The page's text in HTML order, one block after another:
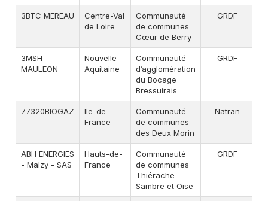
3BTC MEREAU
Centre-Val
de Loire
Communauté
de communes
Cœur de Berry
GRDF
3MSH
MAULEON
Nouvelle-
Aquitaine
Communauté
d’agglomération
du Bocage
Bressuirais
GRDF
77320BIOGAZ
Ile-de-
France
Communauté
de communes
des Deux Morin
Natran
ABH ENERGIES
- Malzy - SAS
Hauts-de-
France
Communauté
de communes
Thiérache
Sambre et Oise
GRDF